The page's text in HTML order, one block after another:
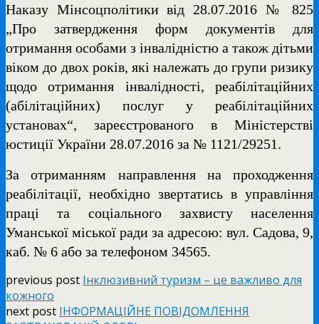
Наказу Мінсоцполітики від 28.07.2016 № 825
„Про затвердження форм документів для
отримання особами з інвалідністю а також дітьми
віком до двох років, які належать до групи ризику
щодо отримання інвалідності, реабілітаційних
(абілітаційних) послуг у реабілітаційних
установах“, зареєстрованого в Міністерстві
юстиції України 28.07.2016 за № 1121/29251.
За отриманням направлення на проходження
реабілітації, необхідно звертатись в управління
праці та соціального захвисту населення
Уманської міської ради за адресою: вул. Садова, 9,
каб. № 6 або за телефоном 34565.
previous post Інклюзивний туризм – це важливо для
кожного
next post ІНФОРМАЦІЙНЕ ПОВІДОМЛЕННЯ